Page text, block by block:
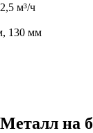
м³/ч
130 мм
на